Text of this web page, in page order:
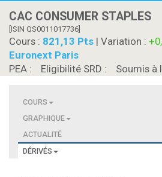
CAC CONSUMER STAPLES
[ISIN QS0011017736]
Cours : 821,13 Pts | Variation :
Euronext Paris
PEA :
Eligibilité SRD : Soumis à
COURS
GRAPHIQUE
ACTUALITÉ
DÉRIVÉS